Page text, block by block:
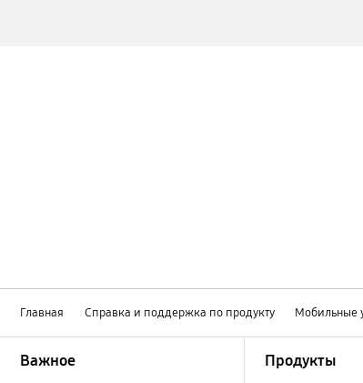
Главная Справка и поддержка по продукту Мобильные
Важное Продукты